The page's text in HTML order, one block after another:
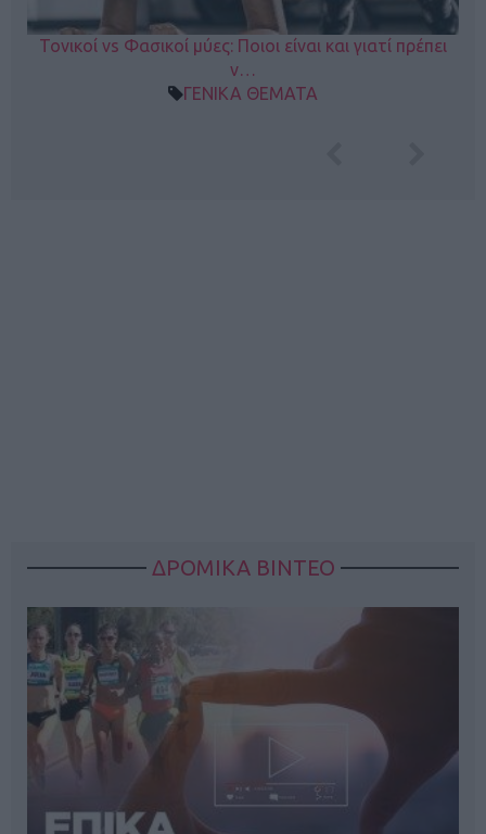
Τονικοί vs Φασικοί μύες: Ποιοι είναι και γιατί πρέπει
ν…
ΓΕΝΙΚΑ ΘΕΜΑΤΑ
ΔΡΟΜΙΚΑ ΒΙΝΤΕΟ